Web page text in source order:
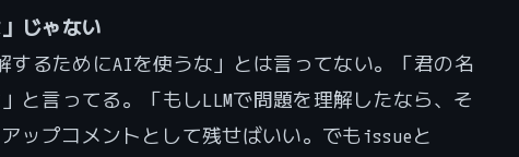
じゃない
するためにAIを使うな」とは言ってない。「君の名
と言ってる。「もしLLMで問題を理解したなら、そ
ップコメントとして残せばいい。でもissueと